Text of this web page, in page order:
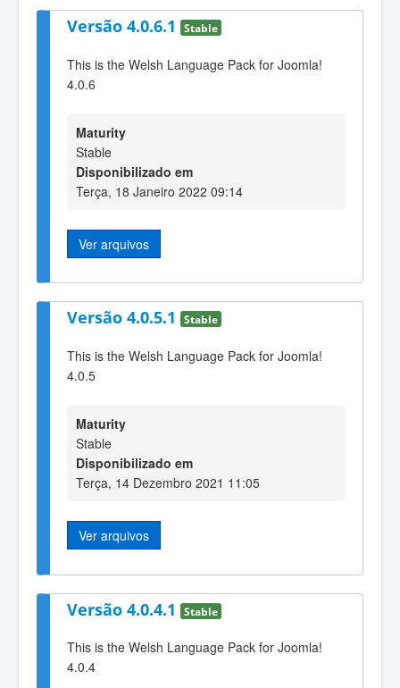
Versão 4.0.6.1 Stable
This is the Welsh Language Pack for Joomla!
4.0.6
Maturity
Stable
Disponibilizado em
Terça, 18 Janeiro 2022 09:14
Ver arquivos
Versão 4.0.5.1 Stable
This is the Welsh Language Pack for Joomla!
4.0.5
Maturity
Stable
Disponibilizado em
Terça, 14 Dezembro 2021 11:05
Ver arquivos
Versão 4.0.4.1 Stable
This is the Welsh Language Pack for Joomla!
4.0.4